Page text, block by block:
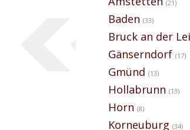
(21)
Baden (33)
Bruck an der
Gänserndorf (17)
Gmünd (13)
Hollabrunn (13)
Horn (8)
Korneuburg (34)